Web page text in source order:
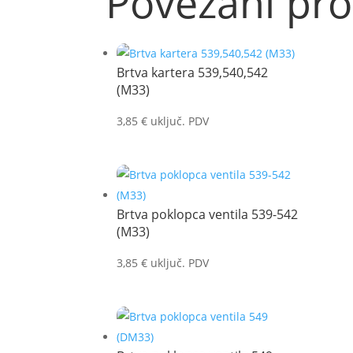
Brtva kartera 539,540,542
(M33)
3,85€ uključ. PDV
Brtva poklopca ventila 539-542
(M33)
3,85€ uključ. PDV